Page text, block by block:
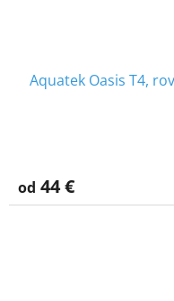
Aquatek Oasis T4,
od 44 €